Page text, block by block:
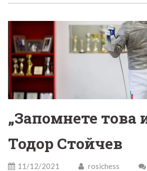
„Запомнете това
Тодор Стойчев
11/12/2021 rosichess